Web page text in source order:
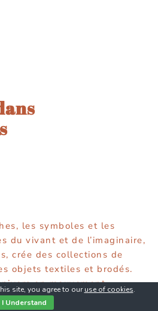
le quotidien.
faire, mon art et mon
Découvrir
site, you agree to ouruse of cookies.
I Understand